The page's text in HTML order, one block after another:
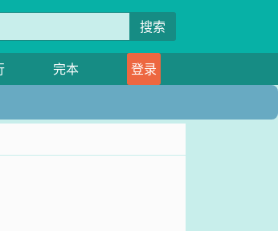
搜索
完本
登录